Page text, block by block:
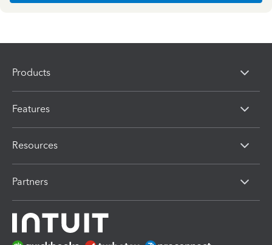
Products
Features
Resources
Partners